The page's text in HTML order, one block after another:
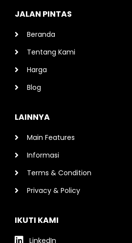
JALAN PINTAS
Beranda
Tentang Kami
Harga
Blog
LAINNYA
Main Features
Informasi
Terms & Condition
Privacy & Policy
IKUTI KAMI
LinkedIn